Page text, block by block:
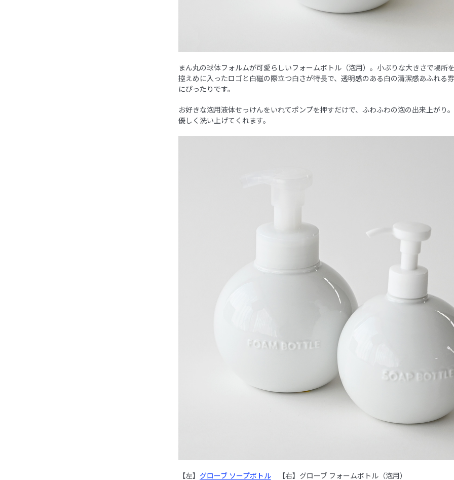
まん丸の球体フォルムが可愛らしいフォームボトル（泡用）。小ぶりな大きさで場所
控えめに入ったロゴと白磁の際立つ白さが特長で、透明感のある白の清潔感あふれる
にぴったりです。
お好きな泡用液体せっけんをいれてポンプを押すだけで、ふわふわの泡の出来上がり
優しく洗い上げてくれます。
【左】 グローブ ソープボトル 【右】グローブ フォームボトル（泡用）